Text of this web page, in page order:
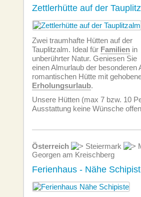
Zettlerhütte auf der
Zwei traumhafte Hütten auf der
Tauplitzalm. Ideal für Familien in
unberührter Natur. Geniesen Sie
einen Almurlaub der besonderen
romantischen Hütte mit
Erholungsurlaub.
Unsere Hütten (max 7 bzw. 10
Ausstattung keine Wünsche
Österreich Steiermark
Georgen am Kreischberg
Ferienhaus - Nähe